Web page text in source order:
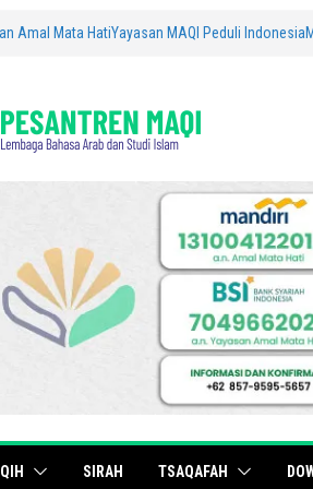
Amal Mata HatiYayasan MAQI Peduli Indonesia
SIRAH TSAQAFAH